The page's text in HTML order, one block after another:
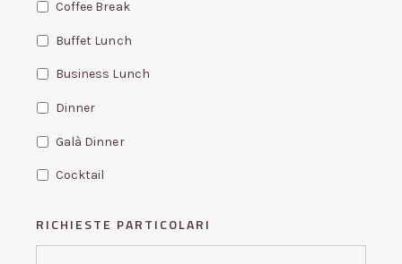
Coffee Break
Buffet Lunch
Business Lunch
Dinner
Galà Dinner
Cocktail
RICHIESTE PARTICOLARI